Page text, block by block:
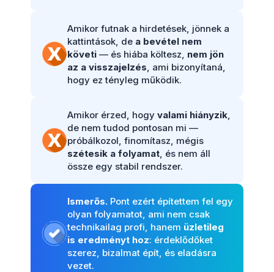
Amikor futnak a hirdetések, jönnek a
kattintások, de a bevétel nem
követi— és hiába költesz, nem jön
az a visszajelzés, ami bizonyítaná,
hogy ez tényleg működik.
Amikor érzed, hogy valami hiányzik,
de nem tudod pontosan mi —
próbálkozol, finomítasz, mégis
szétesik a folyamat, és nem áll
össze egy stabil rendszer.
Ismerős.Pont ezért építettem fel egy
olyan folyamatot, ami nem csak
technikailag profi, hanem üzletileg
is eredményt hoz: érdeklődőket
szerez, bizalmat épít, és eladásra
vezet.